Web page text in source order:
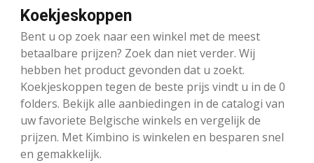
Koekjeskoppen
Bent u op zoek naar een winkel met de meest
betaalbare prijzen? Zoek dan niet verder. Wij
hebben het product gevonden dat u zoekt.
Koekjeskoppen tegen de beste prijs vindt u in de 0
folders. Bekijk alle aanbiedingen in de catalogi van
uw favoriete Belgische winkels en vergelijk de
prijzen. Met Kimbino is winkelen en besparen snel
en gemakkelijk.